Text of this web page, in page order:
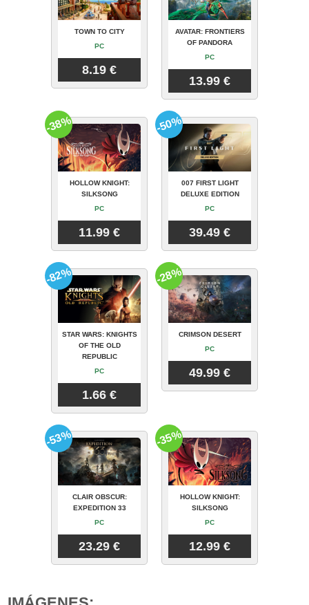
TOWN TO CITY
PC
8.19 €
AVATAR: FRONTIERS
OF PANDORA
PC
13.99 €
HOLLOW KNIGHT:
SILKSONG
PC
11.99 €
-38%
007 FIRST LIGHT
DELUXE EDITION
PC
39.49 €
-50%
STAR WARS: KNIGHTS
OF THE OLD
REPUBLIC
PC
1.66 €
-82%
CRIMSON DESERT
PC
49.99 €
-28%
CLAIR OBSCUR:
EXPEDITION 33
PC
23.29 €
-53%
HOLLOW KNIGHT:
SILKSONG
PC
12.99 €
-35%